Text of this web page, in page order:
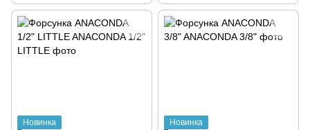
Новинка
Новинка